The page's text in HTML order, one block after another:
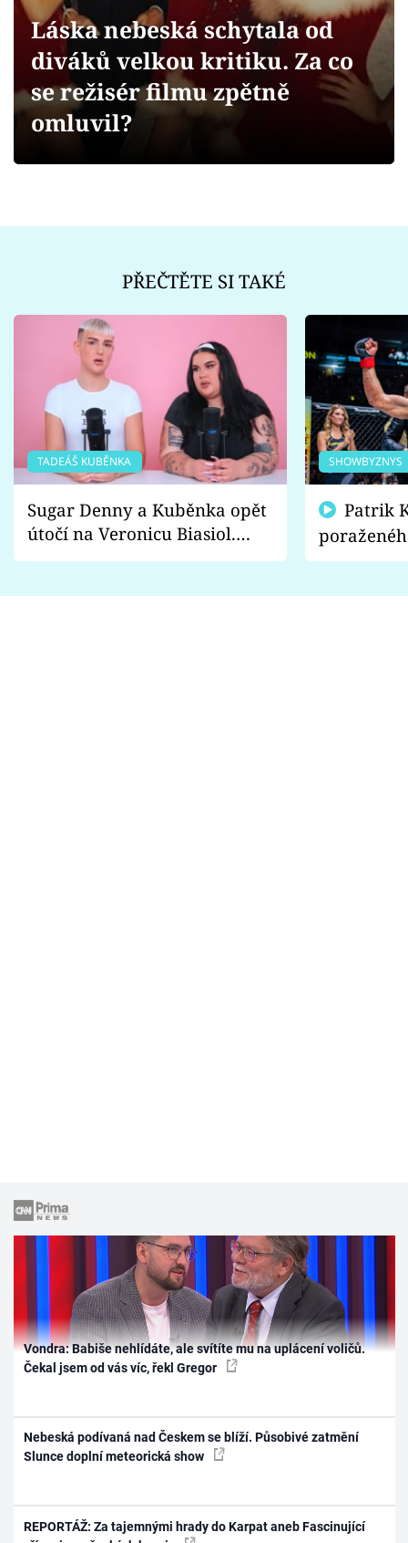
Videa
Sledujte prima+
Láska nebeská schytala od
diváků velkou kritiku. Za co
se režisér filmu zpětně
omluvil?
PŘEČTĚTE SI TAKÉ
TADEÁŠ KUBĚNKA
Sugar Denny a Kuběnka opět
útočí na Veronicu Biasiol.
Proč je podle nich falešná a
SHOWBYZNYS
fanoušci
Vondra: Babiše nehlídáte, ale svítíte mu na uplácení voličů.
Čekal jsem od vás víc, řekl Gregor
Nebeská podívaná nad Českem se blíží. Působivé zatmění
Slunce doplní meteorická show
REPORTÁŽ: Za tajemnými hrady do Karpat aneb Fascinující